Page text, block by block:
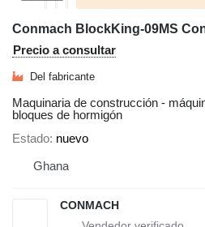
Precio a consultar
Del fabricante
Maquinaria de construcción -
bloques de hormigón
Estado nuevo
Ghana
CONMACH